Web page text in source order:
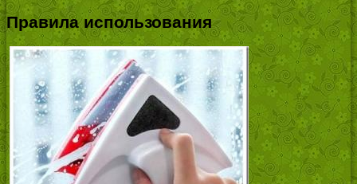
Правила использования